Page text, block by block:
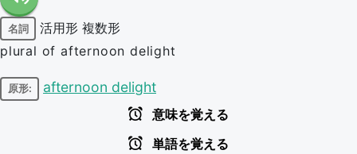
名詞 活用形 複数形
plural of afternoon delight
原形: afternoon delight
意味を覚える
単語を覚える